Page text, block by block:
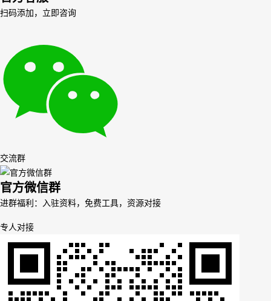
扫码添加，立即咨询
交流群
官方微信群
进群福利：入驻资料，免费工具，资源对接
专人对接